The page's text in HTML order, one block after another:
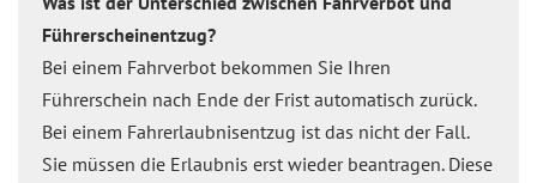
Führerscheinentzug?
Bei einem Fahrverbot bekommen Sie Ihren
Führerschein nach Ende der Frist automatisch zurück.
Bei einem Fahrerlaubnisentzug ist das nicht der Fall.
Sie müssen die Erlaubnis erst wieder beantragen. Diese